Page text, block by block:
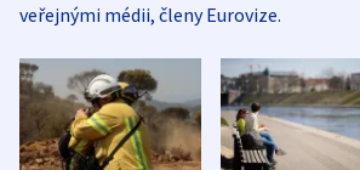
veřejnými médii, členy Eurovize.